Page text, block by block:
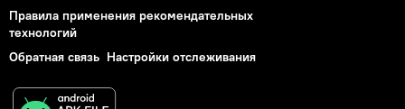
Правила применения рекомендательных
технологий
Обратная связь Настройки отслеживания